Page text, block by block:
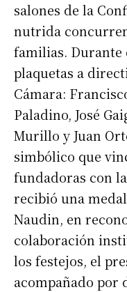
salones de la
nutrida
familias. Durante
plaquetas a
Cámara:
Paladino, José
Murillo y Juan
simbólico que
fundadoras con
recibió una
Naudin, en
colaboración
los festejos, el
acompañado por